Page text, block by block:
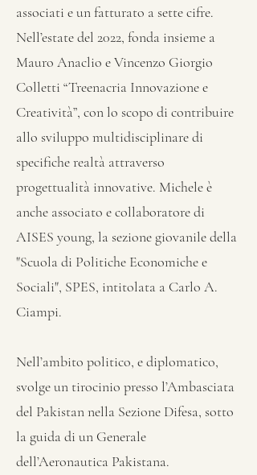
associati e un fatturato a sette cifre.
Nell’estate del 2022, fonda insieme a
Mauro Anaclio e Vincenzo Giorgio
Colletti “Treenacria Innovazione e
Creatività”, con lo scopo di contribuire
allo sviluppo multidisciplinare di
specifiche realtà attraverso
progettualità innovative. Michele è
anche associato e collaboratore di
AISES young, la sezione giovanile della
"Scuola di Politiche Economiche e
Sociali", SPES, intitolata a Carlo A.
Ciampi.
Nell’ambito politico, e diplomatico,
svolge un tirocinio presso l’Ambasciata
del Pakistan nella Sezione Difesa, sotto
la guida di un Generale
dell’Aeronautica Pakistana.